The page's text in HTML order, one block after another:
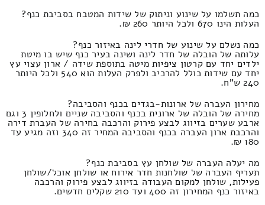
כמה תשלמו על שינוע וניתוק של שידות המטבח בסביבת כנף?
העלות הינו 670 ולכל היותר 260 ₪.
כמה נשלם על שינוע של חדרי לינה באיזור כנף?
עלותה של הובלה של חדר לינה ושינה בעיר כנף שיש בו מיטת
ילדים יחד עם קרטון ציפיות מיטה בתוספת שידה / ארון עצוי עץ
יחד עם שידות כולל להרכיב ולפרק העלות הוא 540 ולכל היותר
240 ש"ח.
מחירון העברה של ארונות-בגדים בכנף והסביבה?
מחירה של הובלה של ארונית בכנף והסביבה שניים ולחלופין 3 וגם
ארבע שערים בזיווג לבצע פירוק והרכבה בחירה של העברת דירה
והרכבת ארון העברה בכנף והסביבה המחיר זה 340 וזה מגיע עד
180 ₪.
מה יעלה העברה של שולחן עץ בסביבת כנף?
תעריף העברה של שולחנות חדר אירוח או שולחן אוכל/שולחן
פעילות, שולחן למקום העבודה בזיווג לבצע פירוק והרכבה
באיזור כנף המחירון זה 400 ועד 210 שקלים חדשים.